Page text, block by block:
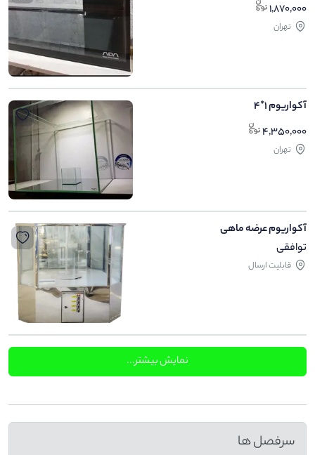
1,870,000
تهران
آکواریوم 1*4
4,350,000
تهران
آکواریوم عرضه ماهی
توافقی
قابلیت ارسال
نمایش بیشتر...
سرفصل ها